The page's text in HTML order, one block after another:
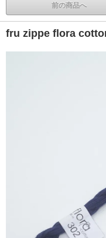
前の商品へ
fru zippe flora